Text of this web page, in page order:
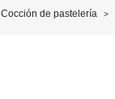
Cocción de pastelería